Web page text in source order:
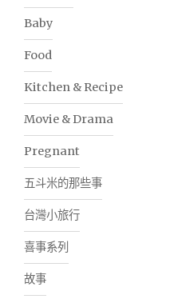
Baby
Food
Kitchen & Recipe
Movie & Drama
Pregnant
五斗米的那些事
台灣小旅行
喜事系列
故事